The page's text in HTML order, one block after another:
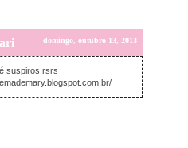
domingo, outubro 13, 2013
suspiros rsrs